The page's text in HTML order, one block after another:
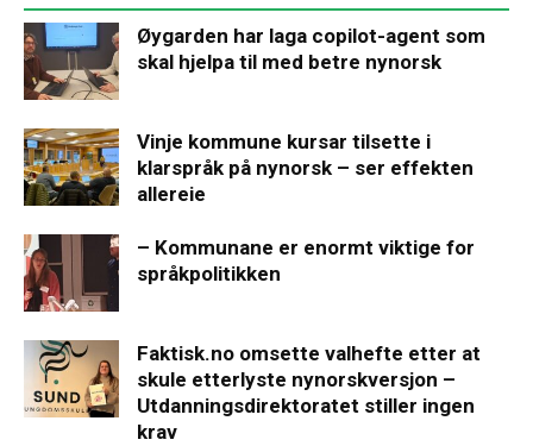
Øygarden har laga copilot-agent som
skal hjelpa til med betre nynorsk
Vinje kommune kursar tilsette i
klarspråk på nynorsk – ser effekten
allereie
– Kommunane er enormt viktige for
språkpolitikken
Faktisk.no omsette valhefte etter at
skule etterlyste nynorskversjon –
Utdanningsdirektoratet stiller ingen
krav